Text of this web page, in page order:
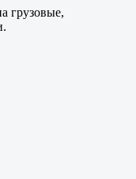
грузовые,